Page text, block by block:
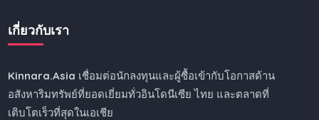
เกี่ยวกับเรา
Kinnara.Asia เชื่อมต่อนักลงทุนและผู้ซื้อเข้ากับโอกาสด้าน
อสังหาริมทรัพย์ที่ยอดเยี่ยมทั่วอินโดนีเซีย ไทย และตลาดที่
เติบโตเร็วที่สุดในเอเชีย